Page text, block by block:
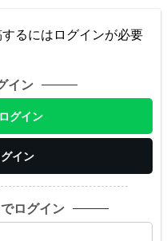
るにはログインが必要
イン
グイン
イン
ログイン